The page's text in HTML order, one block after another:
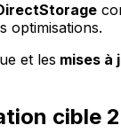
optimisations.
et les mises à
cible